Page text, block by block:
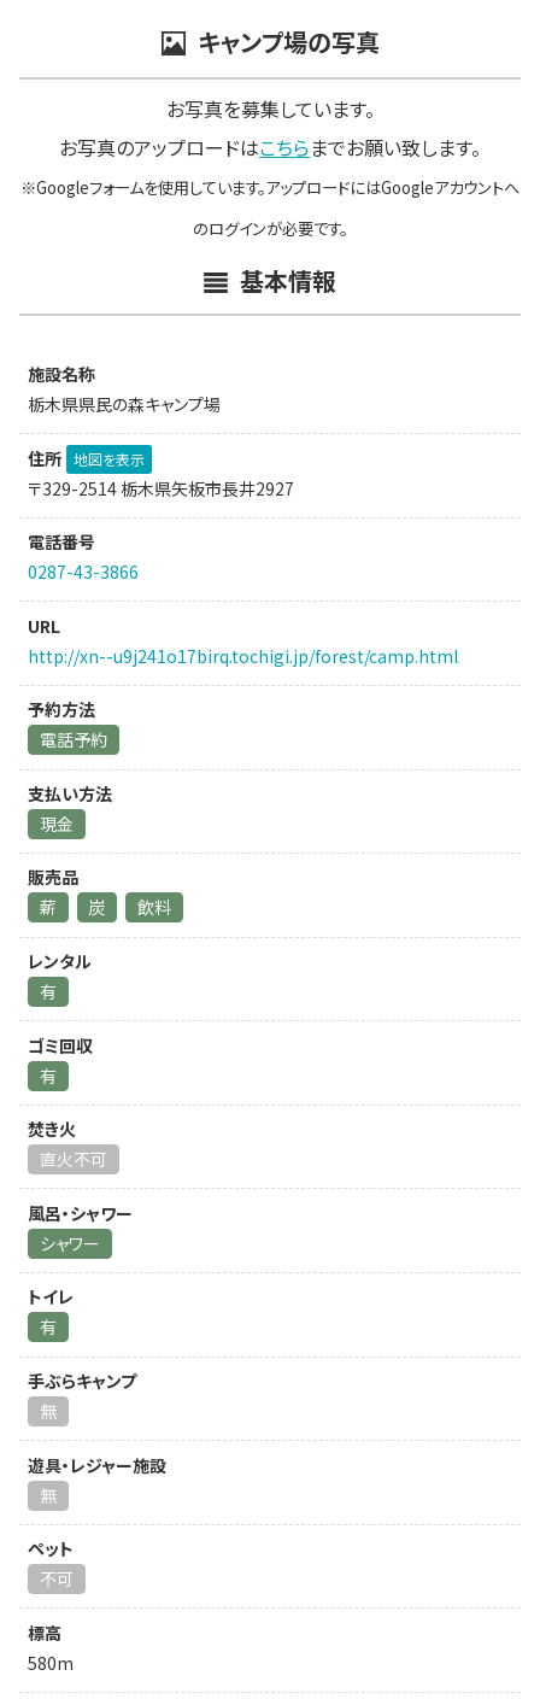
キャンプ場の写真
お写真を募集しています。
お写真のアップロードはこちらまでお願い致します。
※Googleフォームを使用しています。アップロードにはGoogleアカウントへ
のログインが必要です。
基本情報
施設名称
栃木県県民の森キャンプ場
住所 地図を表示
〒329-2514 栃木県矢板市長井2927
電話番号
0287-43-3866
URL
http://xn--u9j241o17birq.tochigi.jp/forest/camp.html
予約方法
電話予約
支払い方法
現金
販売品
薪
炭 飲料
レンタル
有
ゴミ回収
有
焚き火
直火不可
風呂・シャワー
シャワー
トイレ
有
手ぶらキャンプ
無
遊具・レジャー施設
無
ペット
不可
標高
580m